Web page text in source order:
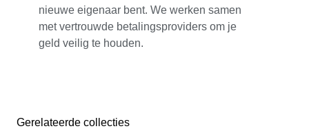
nieuwe eigenaar bent. We werken samen
met vertrouwde betalingsproviders om je
geld veilig te houden.
Gerelateerde collecties